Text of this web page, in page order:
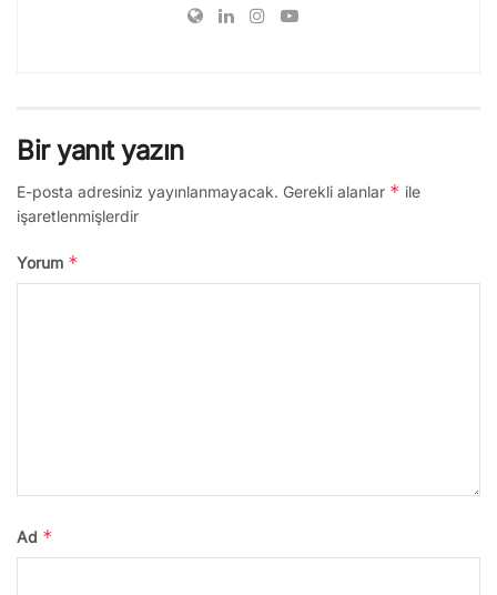
Bir yanıt yazın
E-posta adresiniz yayınlanmayacak. Gerekli alanlar * ile
işaretlenmişlerdir
Yorum *
Ad *